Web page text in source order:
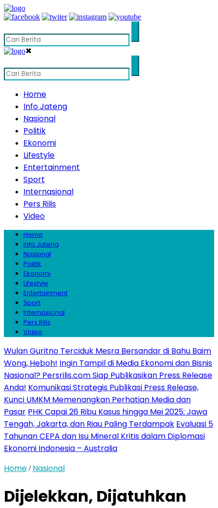
✖
Home
Info Jateng
Nasional
Politik
Ekonomi
Lifestyle
Entertainment
Sport
Internasional
Pers Rilis
Video
Home
Info Jateng
Nasional
Politik
Ekonomi
Lifestyle
Entertainment
Sport
Internasional
Pers Rilis
Video
Wulan Guritno Terciduk Mesra Bersandar di Bahu Baim
Wong, Heboh! Ingin Tampil di Media Ekonomi dan Bisnis
Nasional? Persrilis.com Siap Publikasikan Press Release
Anda! Komunikasi Strategis Publikasi Press Release,
Kunci UMKM Memenangkan Perhatian Media dan
Pasar PHK Capai 26 Ribu Kasus hingga Mei 2025: Jawa
Tengah, Jakarta, dan Riau Paling Terdampak Evaluasi 5
Tahunan CEPA dan Isu Mineral Kritis dalam Diplomasi
Ekonomi Indonesia – Australia
Home / Nasional
Dijelekkan, Dijatuhkan